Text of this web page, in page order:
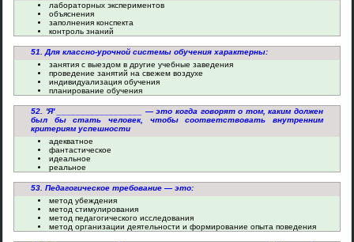
лабораторных экспериментов
объяснения
заполнения конспекта
контроль знаний
51. Для классно-урочной системы обучения характерны:
занятия с выездом в другие учебные заведения
проведение занятий на свежем воздухе
индивидуализация обучения
планирование обучения
52. 'Я' __________________ — это когда говорят о том, каким должен
был бы стать человек, чтобы соответствовать внутренним
критериям успешности
адекватное
фантастическое
идеальное
реальное
53. Педагогическое требование — это:
метод убеждения
метод стимулирования
метод педагогического исследования
метод организации деятельности и формирование опыта поведения